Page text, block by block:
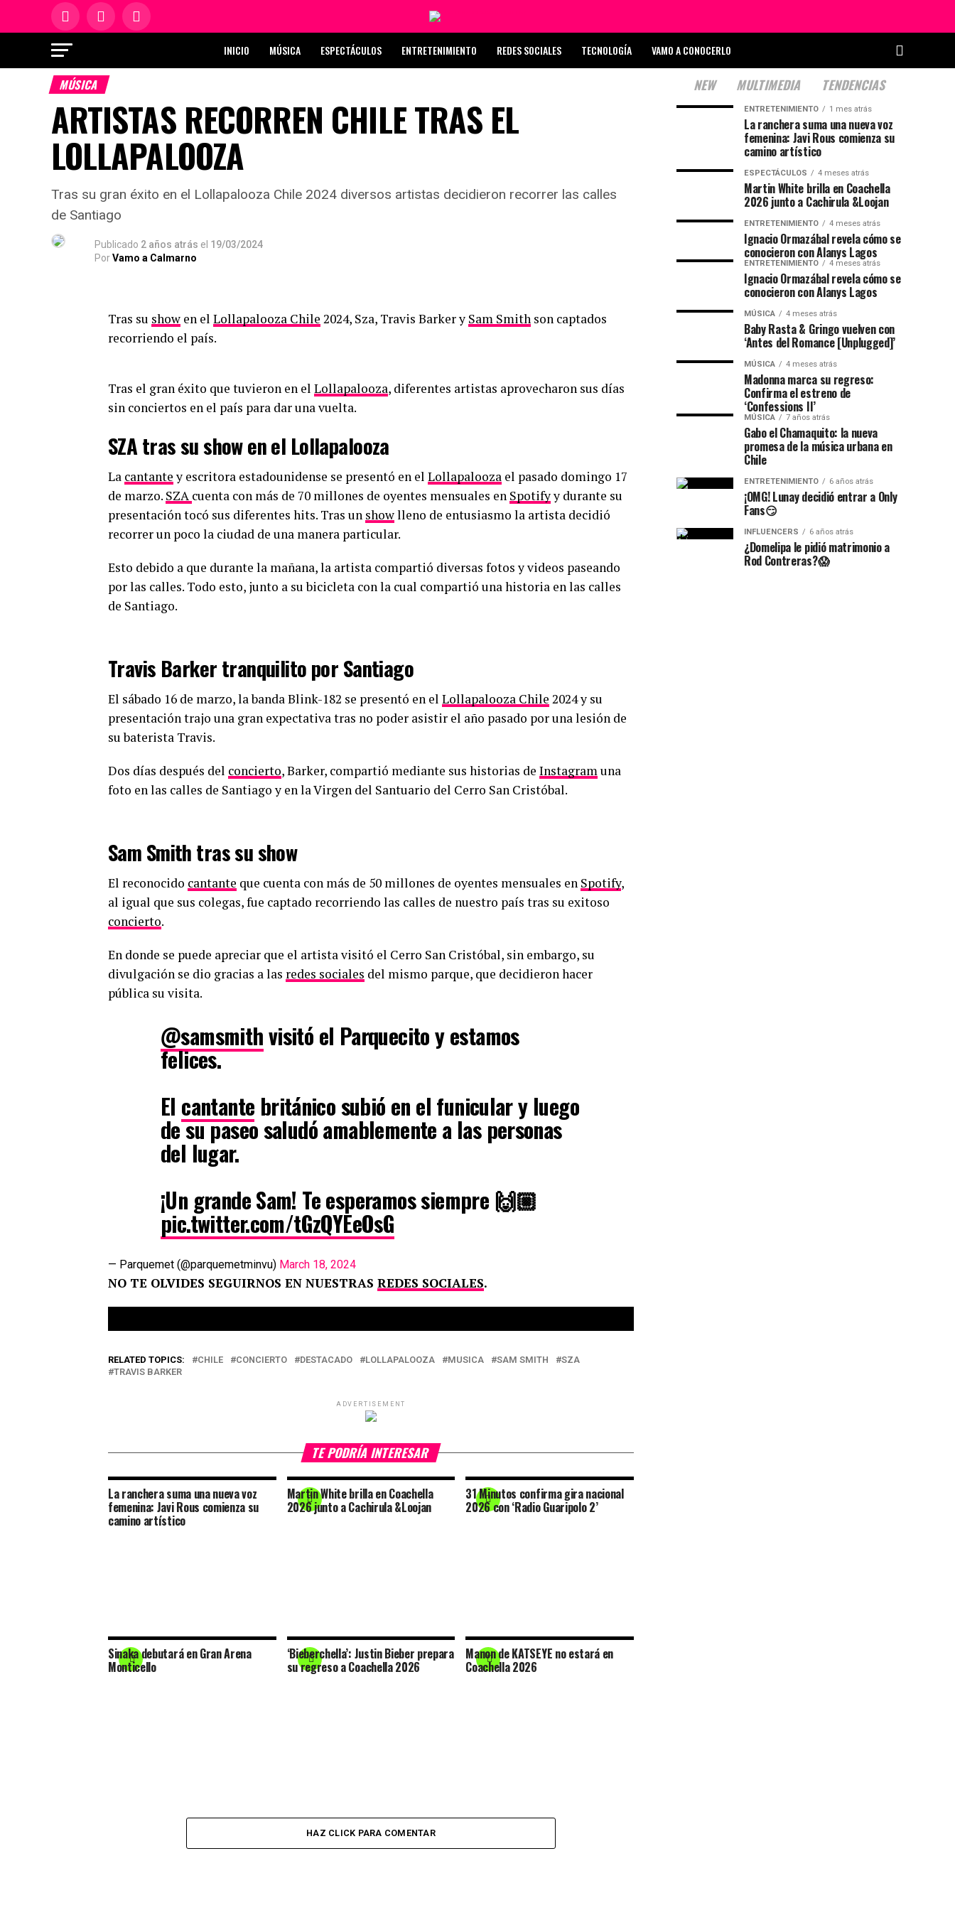
INICIO MÚSICA ESPECTÁCULOS ENTRETENIMIENTO REDES SOCIALES TECNOLOGÍA VAMO A CONOCERLO
MÚSICA
ARTISTAS RECORREN CHILE TRAS EL
LOLLAPALOOZA
Tras su gran éxito en el Lollapalooza Chile 2024 diversos artistas decidieron recorrer las calles
de Santiago
Publicado 2 años atrás el 19/03/2024
PorVamo a Calmarno
Tras su show en el Lollapalooza Chile 2024, Sza, Travis Barker y Sam Smith son captados
recorriendo el país.
Tras el gran éxito que tuvieron en el Lollapalooza, diferentes artistas aprovecharon sus días
sin conciertos en el país para dar una vuelta.
SZA tras su show en el Lollapalooza
La cantantey escritora estadounidense se presentó en el Lollapalooza el pasado domingo 17
de marzo. SZA cuenta con más de 70 millones de oyentes mensuales en Spotifyy durante su
presentación tocó sus diferentes hits. Tras un showlleno de entusiasmo la artista decidió
recorrer un poco la ciudad de una manera particular.
Esto debido a que durante la mañana, la artista compartió diversas fotos y videos paseando
por las calles. Todo esto, junto a su bicicleta con la cual compartió una historia en las calles
de Santiago.
Travis Barker tranquilito por Santiago
El sábado 16 de marzo, la banda Blink-182 se presentó en el Lollapalooza Chile 2024 y su
presentación trajo una gran expectativa tras no poder asistir el año pasado por una lesión de
su baterista Travis.
Dos días después del concierto, Barker, compartió mediante sus historias de Instagramuna
foto en las calles de Santiago y en la Virgen del Santuario del Cerro San Cristóbal.
Sam Smith tras su show
El reconocido cantante que cuenta con más de 50 millones de oyentes mensuales en Spotify,
al igual que sus colegas, fue captado recorriendo las calles de nuestro país tras su exitoso
concierto.
En donde se puede apreciar que el artista visitó el Cerro San Cristóbal, sin embargo, su
divulgación se dio gracias a las redes sociales del mismo parque, que decidieron hacer
pública su visita.
@samsmithvisitó el Parquecito y estamos
felices.
El cantante británico subió en el funicular y luego
de su paseo saludó amablemente a las personas
del lugar.
¡Un grande Sam! Te esperamos siempre 🙌🏼
pic.twitter.com/tGzQYEeOsG
— Parquemet (@parquemetminvu) March 18, 2024
NO TE OLVIDES SEGUIRNOS EN NUESTRAS REDES SOCIALES.
RELATED TOPICS: CHILE CONCIERTO DESTACADO LOLLAPALOOZA MUSICA SAM SMITH
SZA
TRAVIS BARKER
ADVERTISEMENT
TE PODRÍA INTERESAR
La ranchera suma una nueva voz
femenina: Javi Rous comienza su
camino artístico
Martin White brilla en Coachella
2026 junto a Cachirula &Loojan
31 Minutos confirma gira nacional
2026 con ‘Radio Guaripolo 2’
Sinaka debutará en Gran Arena
Monticello
‘Bieberchella’: Justin Bieber prepara
su regreso a Coachella 2026
Manon de KATSEYE no estará en
Coachella 2026
HAZ CLICK PARA COMENTAR
NEW MULTIMEDIA TENDENCIAS
ENTRETENIMIENTO 1 mes atrás
La ranchera suma una nueva voz
femenina: Javi Rous comienza su
camino artístico
ESPECTÁCULOS 4 meses atrás
Martin White brilla en Coachella
2026 junto a Cachirula &Loojan
ENTRETENIMIENTO 4 meses atrás
Ignacio Ormazábal revela cómo se
conocieron con Alanys Lagos
ENTRETENIMIENTO 4 meses atrás
Ignacio Ormazábal revela cómo se
conocieron con Alanys Lagos
MÚSICA 4 meses atrás
Baby Rasta & Gringo vuelven con
‘Antes del Romance [Unplugged]’
MÚSICA 4 meses atrás
Madonna marca su regreso:
Confirma el estreno de
‘Confessions II’
MÚSICA 7 años atrás
Gabo el Chamaquito: la nueva
promesa de la música urbana en
Chile
ENTRETENIMIENTO 6 años atrás
¡OMG! Lunay decidió entrar a Only
Fans😏
INFLUENCERS 6 años atrás
¿Domelipa le pidió matrimonio a
Rod Contreras?😱